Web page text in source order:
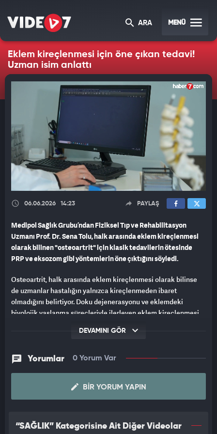
ARA MENÜ
Eklem kireçlenmesi için öne çıkan tedavi!
Uzman isim anlattı
06.06.2026 14:23 PAYLAŞ
Medipol Sağlık Grubu’ndan Fiziksel Tıp ve Rehabilitasyon
Uzmanı Prof. Dr. Sena Tolu, halk arasında eklem kireçlenmesi
olarak bilinen "osteoartrit" için klasik tedavilerin ötesinde
PRP ve eksozom gibi yöntemlerin öne çıktığını söyledi.
Osteoartrit, halk arasında eklem kireçlenmesi olarak bilinse
de uzmanlar hastalığın yalnızca kireçlenmeden ibaret
olmadığını belirtiyor. Doku dejenerasyonu ve eklemdeki
biyolojik yaşlanma süreçleriyle ilerleyen eklem kireçlenmesi,
Rehabilitasyon Uzmanı Prof. Dr. Sena Tolu, PRP ve eksozom
tedavilerinin, eklemde yalnızca ağrıyı hafifletmekle kalmayıp
“KLASİK TEDAVİLER SEMPTOMLARI AZALTIR, KIKIRDAĞI
Eklem kireçlenmelerinde kıkırdak dokusunun kanlanması
DEVAMINI GÖR
Yorumlar 0 Yorum Var
BIR YORUM YAPIN
“SAĞLIK” Kategorisine Ait Diğer Videolar